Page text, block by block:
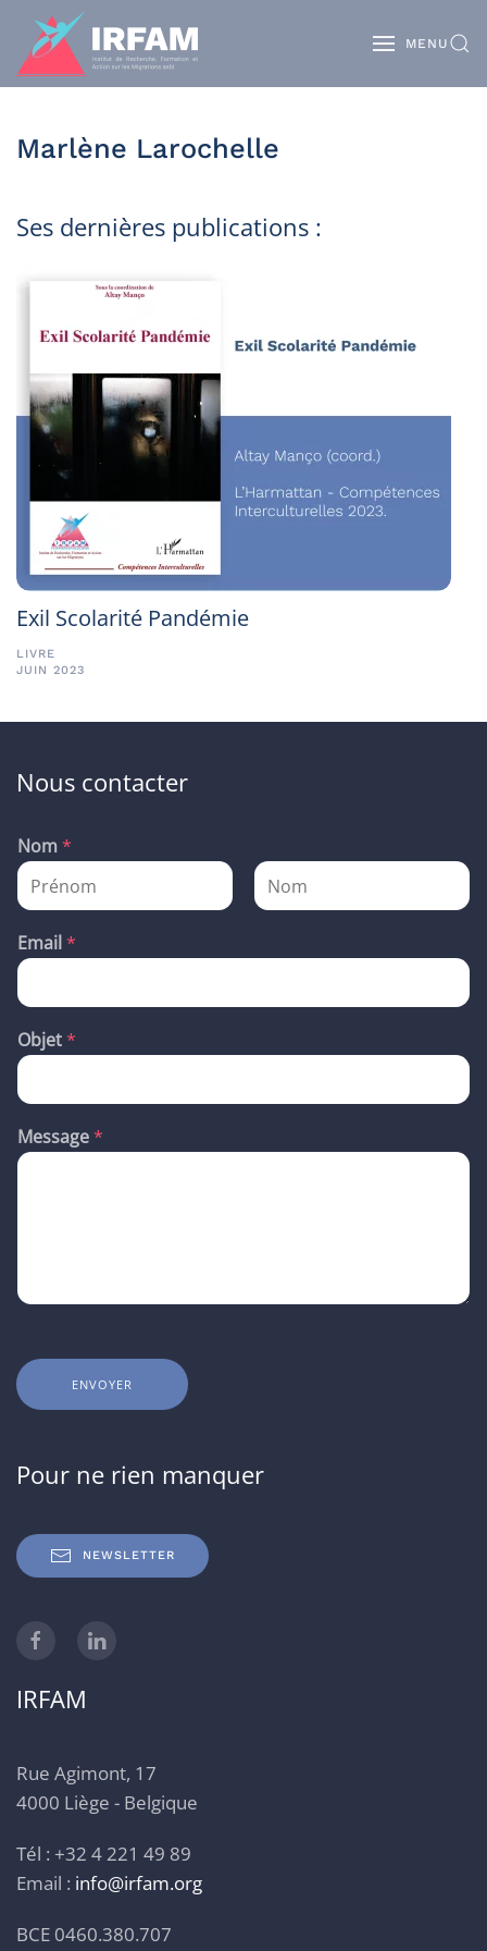
MENU
Marlène Larochelle
Ses dernières publications :
Exil Scolarité Pandémie
LIVRE
JUIN 2023
Nous contacter
Nom*
r
é
n
m
Email *
Objet*
Message*
ENVOYER
Pour ne rien manquer
NEWSLETTER
IRFAM
Rue Agimont, 17
4000 Liège - Belgique
Tél : +32 4 221 49 89
Email : info@irfam.org
BCE 0460.380.707